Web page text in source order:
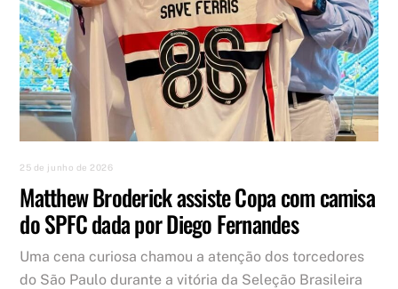
25 de junho de 2026
Matthew Broderick assiste Copa com camisa
do SPFC dada por Diego Fernandes
Uma cena curiosa chamou a atenção dos torcedores
do São Paulo durante a vitória da Seleção Brasileira